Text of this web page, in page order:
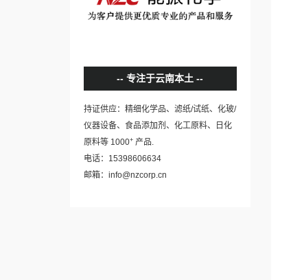
专注于云南本土
持证供应：精细化学品、滤纸/试纸、化玻/
仪器设备、食品添加剂、化工原料、日化
原料等 1000+ 产品.
电话：15398606634
邮箱：info@nzcorp.cn